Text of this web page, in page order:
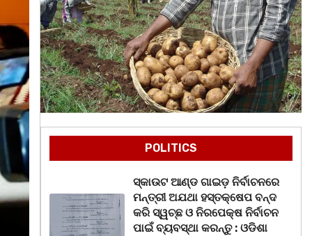
POLITICS
ସ୍କାଉଟ ଆଣ୍ଡ ଗାଇଡ଼ ନିର୍ବାଚନରେ
ମନ୍ତ୍ରୀ ଅଯଥା ହସ୍ତକ୍ଷେପ ବନ୍ଦ
କରି ସ୍ୱଚ୍ଛ ଓ ନିରପେକ୍ଷ ନିର୍ବାଚନ
ପାଇଁ ବ୍ୟବସ୍ଥା କରନ୍ତୁ : ଓଡିଶା